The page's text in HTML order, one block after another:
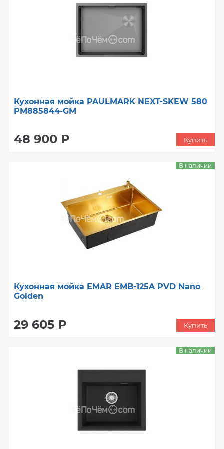
Кухонная мойка PAULMARK NEXT-SKEW 580
PM885844-GM
48 900 Р Купить
Кухонная мойка EMAR EMB-125A PVD Nano
Golden
29 605 Р
В наличии
Купить
В наличии